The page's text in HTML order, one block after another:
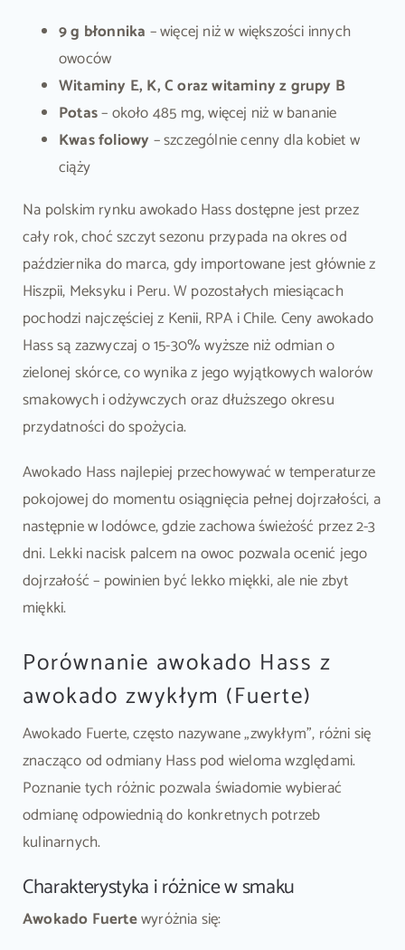
9 g błonnika – więcej niż w większości innych
owoców
Witaminy E, K, C oraz witaminy z grupy B
Potas– około 485 mg, więcej niż w bananie
Kwas foliowy – szczególnie cenny dla kobiet w
ciąży
Na polskim rynku awokado Hass dostępne jest przez
cały rok, choć szczyt sezonu przypada na okres od
października do marca, gdy importowane jest głównie z
Hiszpii, Meksyku i Peru. W pozostałych miesiącach
pochodzi najczęściej z Kenii, RPA i Chile. Ceny awokado
Hass są zazwyczaj o 15-30% wyższe niż odmian o
zielonej skórce, co wynika z jego wyjątkowych walorów
smakowych i odżywczych oraz dłuższego okresu
przydatności do spożycia.
Awokado Hass najlepiej przechowywać w temperaturze
pokojowej do momentu osiągnięcia pełnej dojrzałości, a
następnie w lodówce, gdzie zachowa świeżość przez 2-3
dni. Lekki nacisk palcem na owoc pozwala ocenić jego
dojrzałość – powinien być lekko miękki, ale nie zbyt
miękki.
Porównanie awokado Hass z
awokado zwykłym (Fuerte)
Awokado Fuerte, często nazywane „zwykłym”, różni się
znacząco od odmiany Hass pod wieloma względami.
Poznanie tych różnic pozwala świadomie wybierać
odmianę odpowiednią do konkretnych potrzeb
kulinarnych.
Charakterystyka i różnice w smaku
Awokado Fuertewyróżnia się: